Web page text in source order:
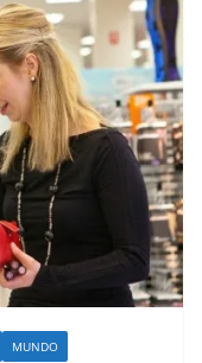
MUNDO